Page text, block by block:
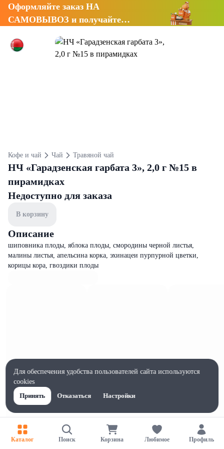
Оформляйте заказ НА
САМОВЫВОЗ и получайте
Кофе и чай Чай Травяной чай
НЧ «Гарадзенская гарбата 3», 2,0 г №15 в
пирамидках
Недоступно для заказа
В корзину
Описание
шиповника плоды, яблока плоды, смородины черной листья,
малины листья, апельсина корка, эхинацеи пурпурной цветки,
корицы кора, гвоздики плоды
Характеристики
Каталог Поиск Корзина Любимое Профиль
Для обеспечения удобства пользователей сайта используются
cookies
Принять
Отказаться Настройки